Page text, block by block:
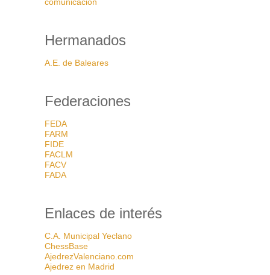
Hermanados
A.E. de Baleares
Federaciones
FEDA
FARM
FIDE
FACLM
FACV
FADA
Enlaces de interés
C.A. Municipal Yeclano
ChessBase
AjedrezValenciano.com
Ajedrez en Madrid